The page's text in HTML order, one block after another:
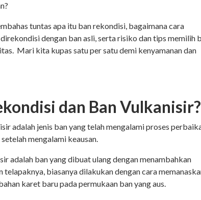
tuntas apa itu ban rekondisi, bagaimana cara
dengan ban asli, serta risiko dan tips memilih
Mari kita kupas satu per satu demi kenyamanan dan
dan Ban Vulkanisir?
adalah jenis ban yang telah mengalami proses
mengalami keausan.
adalah ban yang dibuat ulang dengan menambahkan
telapaknya, biasanya dilakukan dengan cara
karet baru pada permukaan ban yang aus.